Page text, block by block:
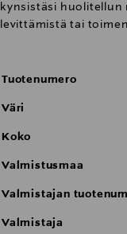
kynsistäsi huolitellun
levittämistä tai
Tuotenumero
Väri
Koko
Valmistusmaa
Valmistajan
Valmistaja